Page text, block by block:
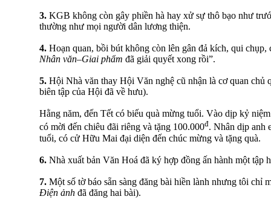
3. KGB không còn gây phiền hà hay xử sự thô bạo như
thường như mọi người dân lương thiện.
4. Hoạn quan, bồi bút không còn lên gân đả kích, qui
Nhân văn–Giai phẩm đã giải quyết xong rồi”.
5. Hội Nhà văn thay Hội Văn nghệ cũ nhận là cơ quan chủ
biên tập của Hội đã về hưu).
Hằng năm, đến Tết có biếu quà mừng tuổi. Vào dịp kỷ
có mời đến chiêu đãi riêng và tặng 100.000đ. Nhân dịp anh
tuổi, có cử Hữu Mai đại diện đến chúc mừng và tặng quà.
6. Nhà xuất bản Văn Hoá đã ký hợp đồng ấn hành một tập
7. Một số tờ báo sẵn sàng đăng bài hiền lành nhưng tôi chỉ
Điện ảnh đã đăng hai bài).